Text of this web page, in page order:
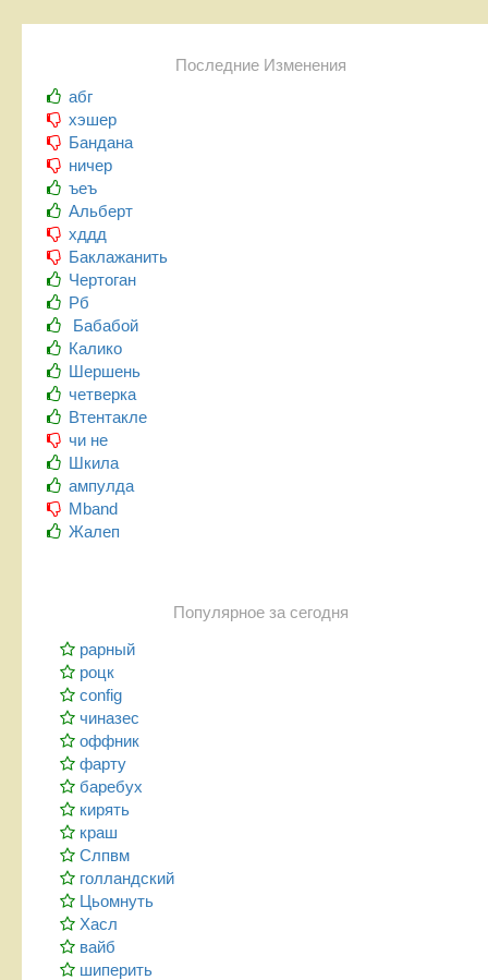
Последние Изменения
абг
хэшер
Бандана
ничер
ъеъ
Альберт
хддд
Баклажанить
Чертоган
Рб
Бабабой
Калико
Шершень
четверка
Втентакле
чи не
Шкила
ампулда
Mband
Жалеп
Популярное за сегодня
рарный
роцк
config
чиназес
оффник
фарту
баребух
кирять
краш
Слпвм
голландский
Цьомнуть
Хасл
вайб
шиперить